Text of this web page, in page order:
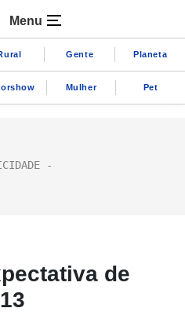
Menu
Gente Planeta
Mulher Pet
de